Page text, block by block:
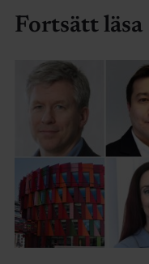
Fortsätt läsa